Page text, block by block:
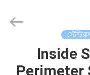
Limited.
Inside
Perimeter